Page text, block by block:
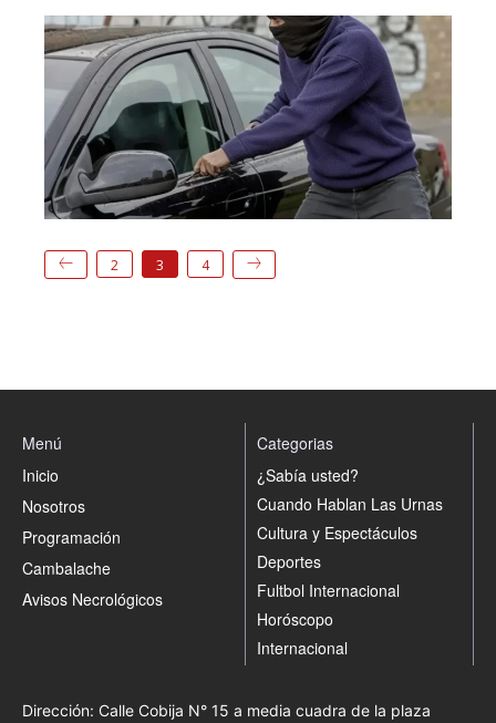
2 3 4
Menú
Inicio
Nosotros
Programación
Cambalache
Avisos Necrológicos
Categorias
¿Sabía usted?
Cuando Hablan Las Urnas
Cultura y Espectáculos
Deportes
Fultbol Internacional
Horóscopo
Internacional
Dirección: Calle Cobija N° 15 a media cuadra de la plaza